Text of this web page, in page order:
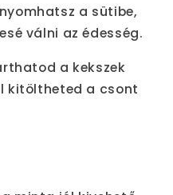
a sütibe,
válni az édesség.
a kekszek
kitöltheted a csont